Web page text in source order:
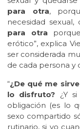
para otra,
necesidad
para otra
erótico”, explica
ser considerada
de cada persona y
“¿De qué me
lo disfruto? ¿Y
obligación (es lo
sexo compartido
rutinario, si yo